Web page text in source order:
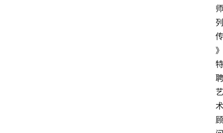
师
列
传
》
特
聘
艺
术
顾